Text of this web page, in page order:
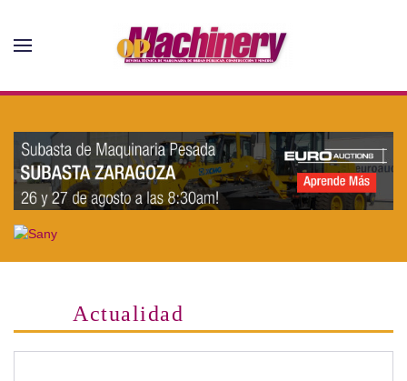
Skip to main content
Actualidad